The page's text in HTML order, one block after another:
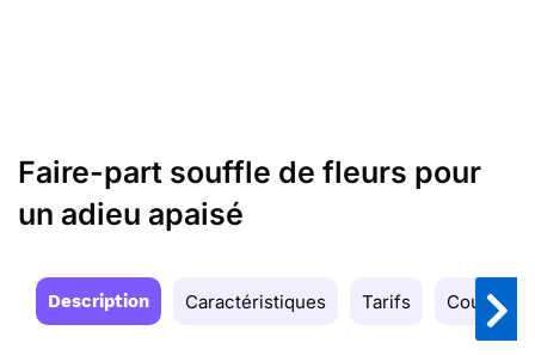
Faire-part souffle de fleurs pour
un adieu apaisé
Description Caractéristiques Tarifs Couleurs